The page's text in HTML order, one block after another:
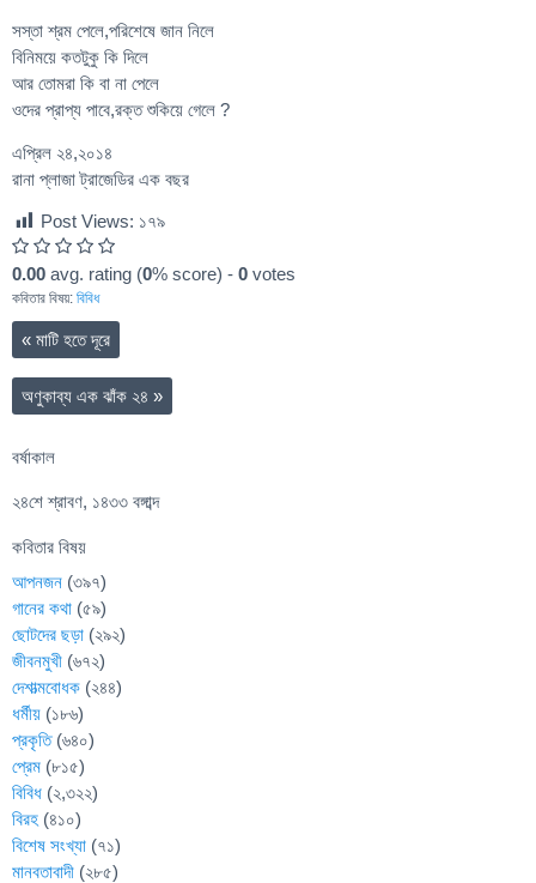
সস্তা শ্রম পেলে,পরিশেষে জান নিলে
বিনিময়ে কতটুকু কি দিলে
আর তোমরা কি বা না পেলে
ওদের প্রাপ্য পাবে,রক্ত শুকিয়ে গেলে ?
এপ্রিল ২৪,২০১৪
রানা প্লাজা ট্রাজেডির এক বছর
Post Views: ১৭৯
0.00 avg. rating (0% score) - 0 votes
কবিতার বিষয়: বিবিধ
« মাটি হতে দূরে
অণুকাব্য এক ঝাঁক ২৪ »
বর্ষাকাল
২৪শে শ্রাবণ, ১৪৩৩ বঙ্গাব্দ
কবিতার বিষয়
আপনজন (৩৯৭)
গানের কথা (৫৯)
ছোটদের ছড়া (২৯২)
জীবনমুখী (৬৭২)
দেশাত্মবোধক (২৪৪)
ধর্মীয় (১৮৬)
প্রকৃতি(৬৪০)
প্রেম (৮১৫)
বিবিধ (২,৩২২)
বিরহ (৪১০)
বিশেষ সংখ্যা (৭১)
মানবতাবাদী (২৮৫)